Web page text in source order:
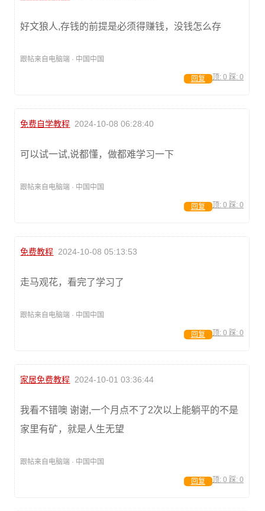
好文狼人,存钱的前提是必须得赚钱，没钱怎么存
跟帖来自电脑端 · 中国中国
顶: 0 踩: 0
回复
免费自学教程 2024-10-08 06:28:40
可以试一试,说都懂，做都难学习一下
跟帖来自电脑端 · 中国中国
顶: 0 踩: 0
回复
免费教程 2024-10-08 05:13:53
走马观花，看完了学习了
跟帖来自电脑端 · 中国中国
顶: 0 踩: 0
回复
家居免费教程 2024-10-01 03:36:44
我看不错噢 谢谢,一个月点不了2次以上能躺平的不是
家里有矿，就是人生无望
跟帖来自电脑端 · 中国中国
顶: 0 踩: 0
回复